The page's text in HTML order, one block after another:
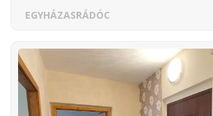
EGYHÁZASRÁDÓC